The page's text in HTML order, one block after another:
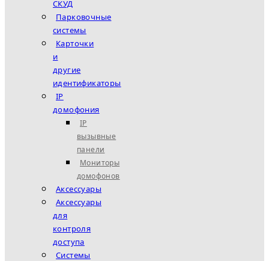
СКУД
Парковочные
системы
Карточки
и
другие
идентификаторы
IP
домофония
IP
вызывные
панели
Мониторы
домофонов
Аксессуары
Аксессуары
для
контроля
доступа
Системы